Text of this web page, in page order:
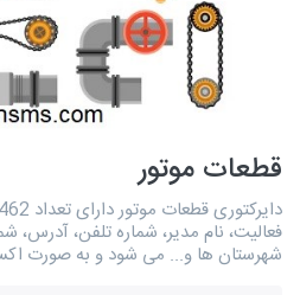
قطعات موتور
فعالیت، نام مدیر، شماره تلفن، آدرس،
شهرستان ها و... می شود و به صورت